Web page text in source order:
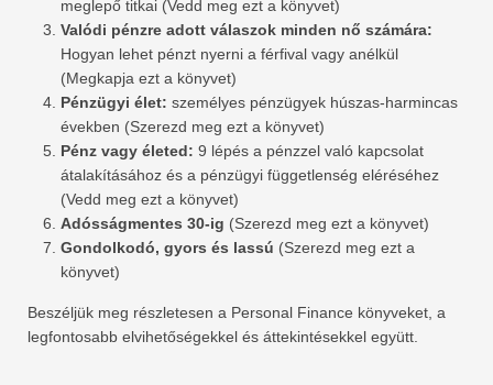
meglepő titkai (Vedd meg ezt a könyvet)
Valódi pénzre adott válaszok minden nő számára:
Hogyan lehet pénzt nyerni a férfival vagy anélkül
(Megkapja ezt a könyvet)
Pénzügyi élet: személyes pénzügyek húszas-harmincas
években (Szerezd meg ezt a könyvet)
Pénz vagy életed: 9 lépés a pénzzel való kapcsolat
átalakításához és a pénzügyi függetlenség eléréséhez
(Vedd meg ezt a könyvet)
Adósságmentes 30-ig (Szerezd meg ezt a könyvet)
Gondolkodó, gyors és lassú (Szerezd meg ezt a
könyvet)
Beszéljük meg részletesen a Personal Finance könyveket, a
legfontosabb elvihetőségekkel és áttekintésekkel együtt.